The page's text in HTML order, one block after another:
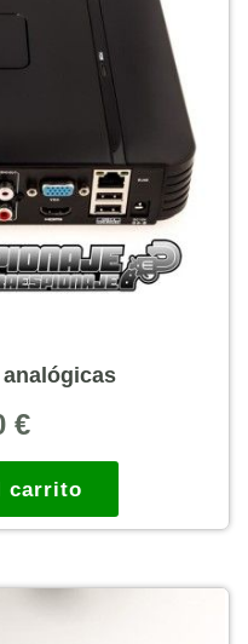
analógicas
€
carrito